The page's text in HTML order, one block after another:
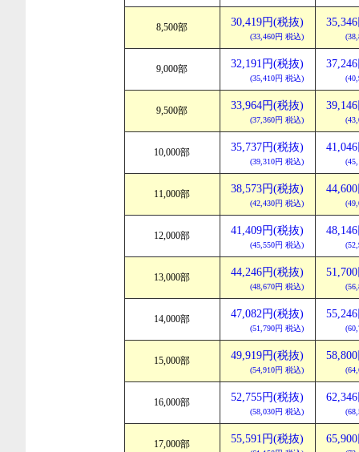
8,500部 30,419円(税抜)
(33,460円 税込)
9,000部 32,191円(税抜)
(35,410円 税込)
9,500部 33,964円(税抜)
(37,360円 税込)
10,000部 35,737円(税抜)
(39,310円 税込)
11,000部 38,573円(税抜)
(42,430円 税込)
12,000部 41,409円(税抜)
(45,550円 税込)
13,000部 44,246円(税抜)
(48,670円 税込)
14,000部 47,082円(税抜)
(51,790円 税込)
15,000部 49,919円(税抜)
(54,910円 税込)
16,000部 52,755円(税抜)
(58,030円 税込)
17,000部 55,591円(税抜)